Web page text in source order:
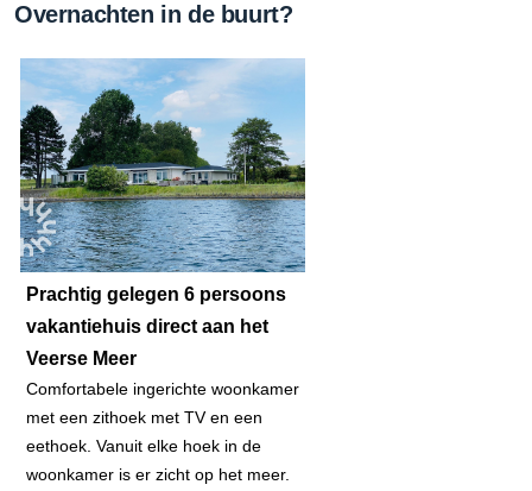
Overnachten in de buurt?
Prachtig gelegen 6 persoons
vakantiehuis direct aan het
Veerse Meer
Comfortabele ingerichte woonkamer
met een zithoek met TV en een
eethoek. Vanuit elke hoek in de
woonkamer is er zicht op het meer.